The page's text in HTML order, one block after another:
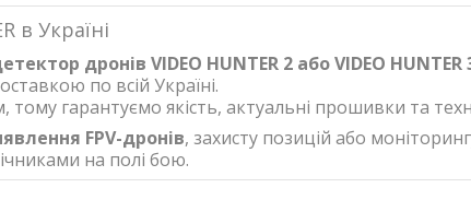
в Україні
дронів VIDEO HUNTER 2 або VIDEO HUNTER
по всій Україні.
гарантуємо якість, актуальні прошивки та
FPV-дронів, захисту позицій або
на полі бою.